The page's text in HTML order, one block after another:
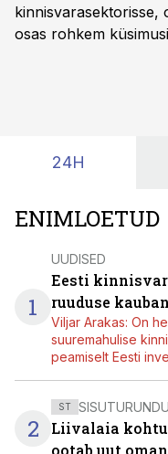
kinnisvarasektorisse,
osas rohkem
24H
ENIMLOETUD
1
UUDISED
Eesti
ruuduse
Viljar Arakas: On
suuremahulise
peamiselt Eesti
2
ST
Liivalaia
ootab uut